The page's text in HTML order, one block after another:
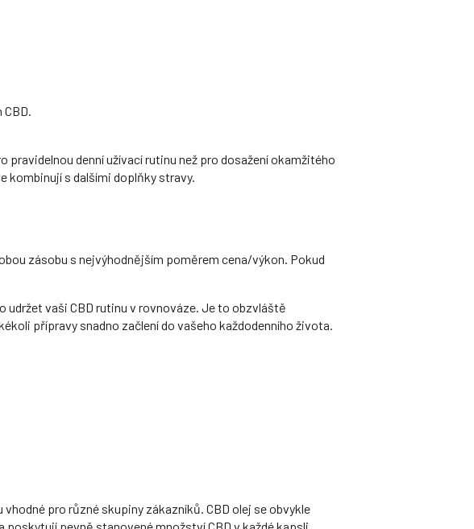
pravidelnou denní užívací rutinu než pro dosažení okamžitého
kombinují s dalšími doplňky stravy.
zásobu s nejvýhodnějším poměrem cena/výkon. Pokud
udržet vaši CBD rutinu v rovnováze. Je to obzvláště
přípravy snadno začlení do vašeho každodenního života.
pro různé skupiny zákazníků. CBD olej se obvykle